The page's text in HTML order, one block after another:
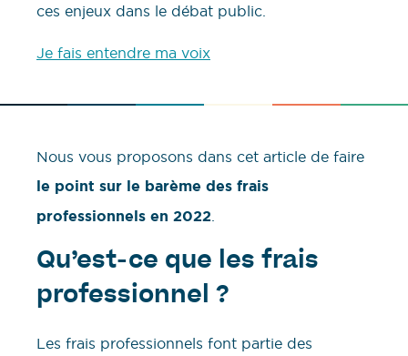
ces enjeux dans le débat public.
Je fais entendre ma voix
Nous vous proposons dans cet article de faire
le point sur le barème des frais
professionnels en 2022.
Qu’est-ce que les frais
professionnel ?
Les frais professionnels font partie des